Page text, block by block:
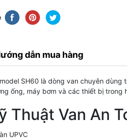
dẫn mua hàng
model SH60 là dòng van chuyên
ống, máy bơm và các thiết bị trong
Thuật Van An
UPVC